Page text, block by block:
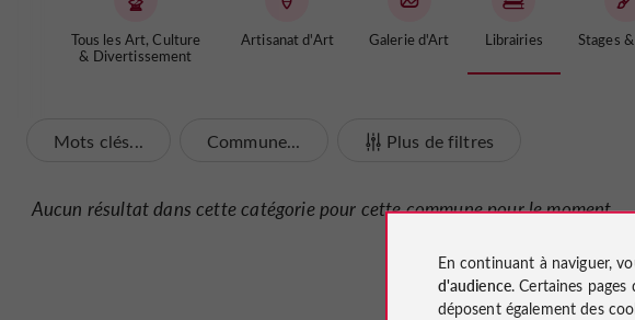
Tous les Art, Culture
& Divertissement
Artisanat d'Art Galerie d'Art Librairies Stages
Mots clés... Commune... Plus de filtres
Aucun résultat dans cette catégorie pour cette commune pour le moment...
En continuant à naviguer,
d'audience. Certaines
déposent également des